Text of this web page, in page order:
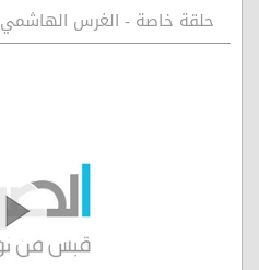
حلقة خاصة - الغرس الهاشمي